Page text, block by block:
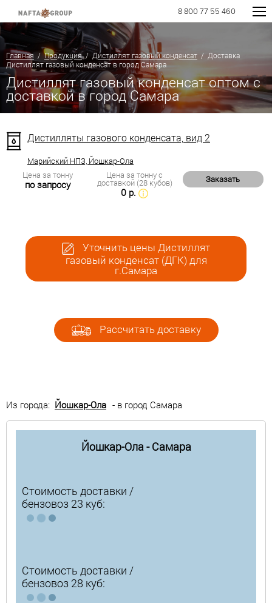
8 800 77 55 460
Главная /Продукция/ Дистиллят газовый конденсат / Доставка
Дистиллят газовый конденсат в город Самара
Дистиллят газовый конденсат оптом с
доставкой в город Самара
Дистилляты газового конденсата, вид 2
Марийский НПЗ, Йошкар-Ола
Цена за тонну
по запросу
Цена за тонну с
доставкой (28 кубов)
0 р.
Заказать
Уточнить цены Дистиллят
газовый конденсат (ДГК) для
г.Самара
Рассчитать доставку
Из города: Йошкар-Ола - в город Самара
Йошкар-Ола - Самара
Стоимость доставки /
бензовоз 23 куб:
Стоимость доставки /
бензовоз 28 куб: